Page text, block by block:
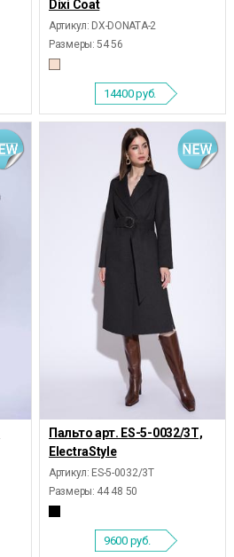
Dixi Coat
Артикул: DX-DONATA-2
Размеры: 54 56
14400руб.
Пальто арт. ES-5-0032/3Т,
ElectraStyle
Артикул: ES-5-0032/3Т
Размеры: 44 48 50
9600 руб.